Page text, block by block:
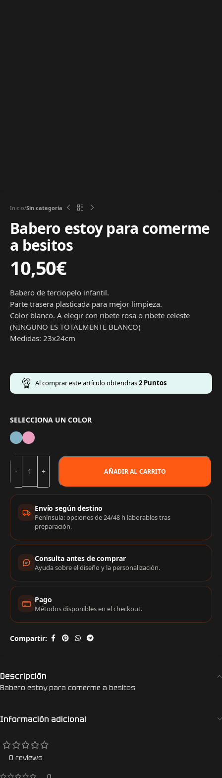
Inicio Sin categoría
Babero estoy para comerme
a besitos
10,50€
Babero de terciopelo infantil.
Parte trasera plasticada para mejor limpieza.
Color blanco. A elegir con ribete rosa o ribete celeste
(NINGUNO ES TOTALMENTE BLANCO)
Medidas: 23x24cm
Al comprar este artículo obtendras2 Puntos
SELECCIONA UN COLOR
AÑADIR AL CARRITO
Información de compra
Envío según destino
Península: opciones de 24/48 h laborables tras
preparación.
Consulta antes de comprar
Ayuda sobre el diseño y la personalización.
Pago
Métodos disponibles en el checkout.
Compartir:
Descripción
Babero estoy para comerme a besitos
Información adicional
0 reviews